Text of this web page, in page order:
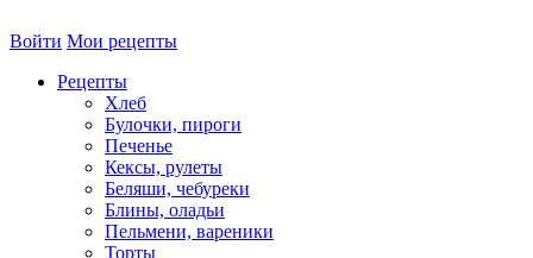
Войти Мои рецепты
Рецепты
Хлеб
Булочки, пироги
Печенье
Кексы, рулеты
Беляши, чебуреки
Блины, оладьи
Пельмени, вареники
Торты